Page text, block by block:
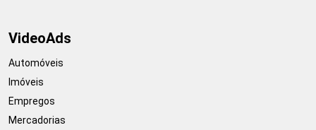
VideoAds
Automóveis
Imóveis
Empregos
Mercadorias